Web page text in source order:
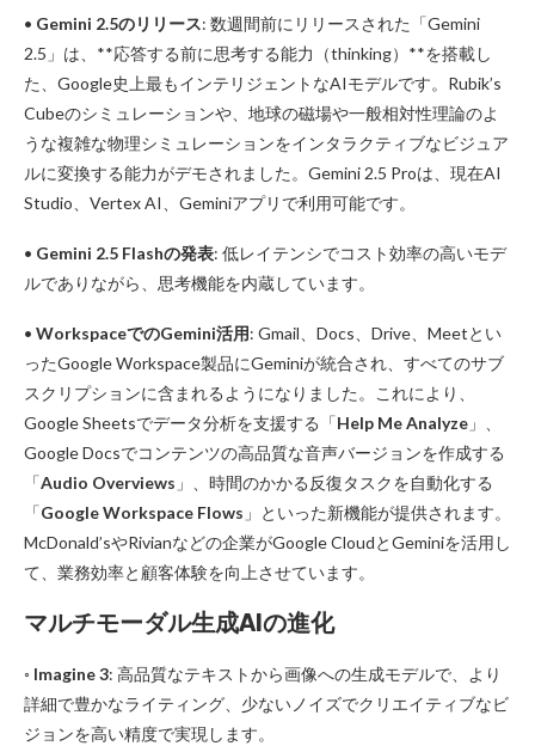
• Gemini 2.5のリリース: 数週間前にリリースされた「Gemini
2.5」は、**応答する前に思考する能力（thinking）**を搭載し
た、Google史上最もインテリジェントなAIモデルです。Rubik’s
Cubeのシミュレーションや、地球の磁場や一般相対性理論のよ
うな複雑な物理シミュレーションをインタラクティブなビジュア
ルに変換する能力がデモされました。Gemini 2.5 Proは、現在AI
Studio、Vertex AI、Geminiアプリで利用可能です。
• Gemini 2.5 Flashの発表: 低レイテンシでコスト効率の高いモデ
ルでありながら、思考機能を内蔵しています。
• WorkspaceでのGemini活用: Gmail、Docs、Drive、Meetとい
ったGoogle Workspace製品にGeminiが統合され、すべてのサブ
スクリプションに含まれるようになりました。これにより、
Google Sheetsでデータ分析を支援する「Help Me Analyze 」、
Google Docsでコンテンツの高品質な音声バージョンを作成する
「Audio Overviews 」、時間のかかる反復タスクを自動化する
「Google Workspace Flows 」といった新機能が提供されます。
McDonald’sやRivianなどの企業がGoogle CloudとGeminiを活用し
て、業務効率と顧客体験を向上させています。
マルチモーダル生成AIの進化
◦ Imagine 3: 高品質なテキストから画像への生成モデルで、より
詳細で豊かなライティング、少ないノイズでクリエイティブなビ
ジョンを高い精度で実現します。